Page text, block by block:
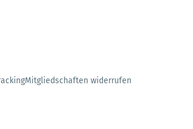
Mitgliedschaften widerrufen